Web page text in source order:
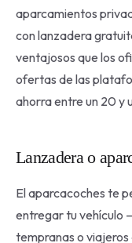
aparcamientos
con lanzadera
ventajosos que los
ofertas de las
ahorra entre un 20 y
Lanzadera o
El aparcacoches te
entregar tu vehículo
tempranas o